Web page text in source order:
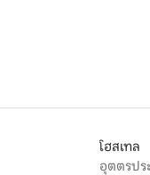
โฮสเทล
อุตตรปร